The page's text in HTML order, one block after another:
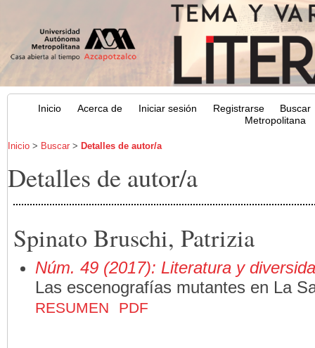
Inicio Acerca de Iniciar sesión Registrarse
Buscar
Metropolitana
Inicio> Buscar> Detalles de autor/a
Detalles de autor/a
Spinato Bruschi, Patrizia
Núm. 49 (2017): Literatura y
Las escenografías mutantes en La
RESUMEN PDF